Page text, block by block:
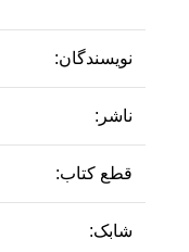
نویسندگان:
ناشر:
قطع کتاب:
شابک: